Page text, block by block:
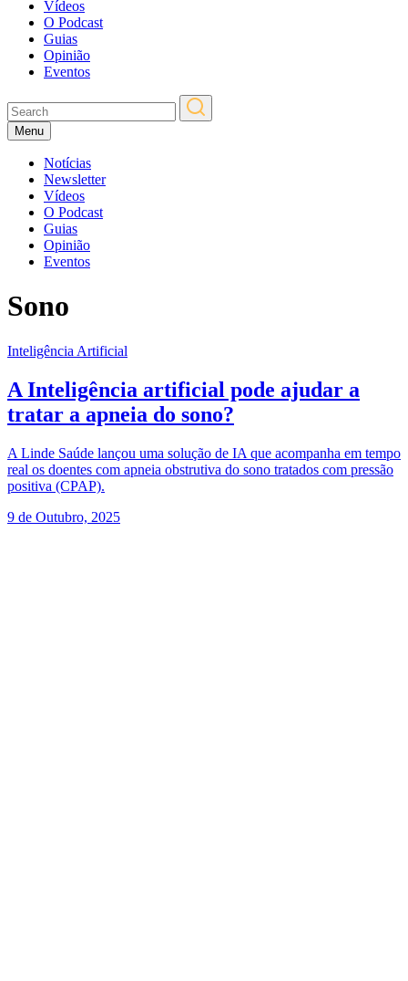
Vídeos
O Podcast
Guias
Opinião
Eventos
Menu
Notícias
Newsletter
Vídeos
O Podcast
Guias
Opinião
Eventos
Sono
Inteligência Artificial
A Inteligência artificial pode ajudar a
tratar a apneia do sono?
A Linde Saúde lançou uma solução de IA que acompanha em tempo
real os doentes com apneia obstrutiva do sono tratados com pressão
positiva (CPAP).
9 de Outubro, 2025